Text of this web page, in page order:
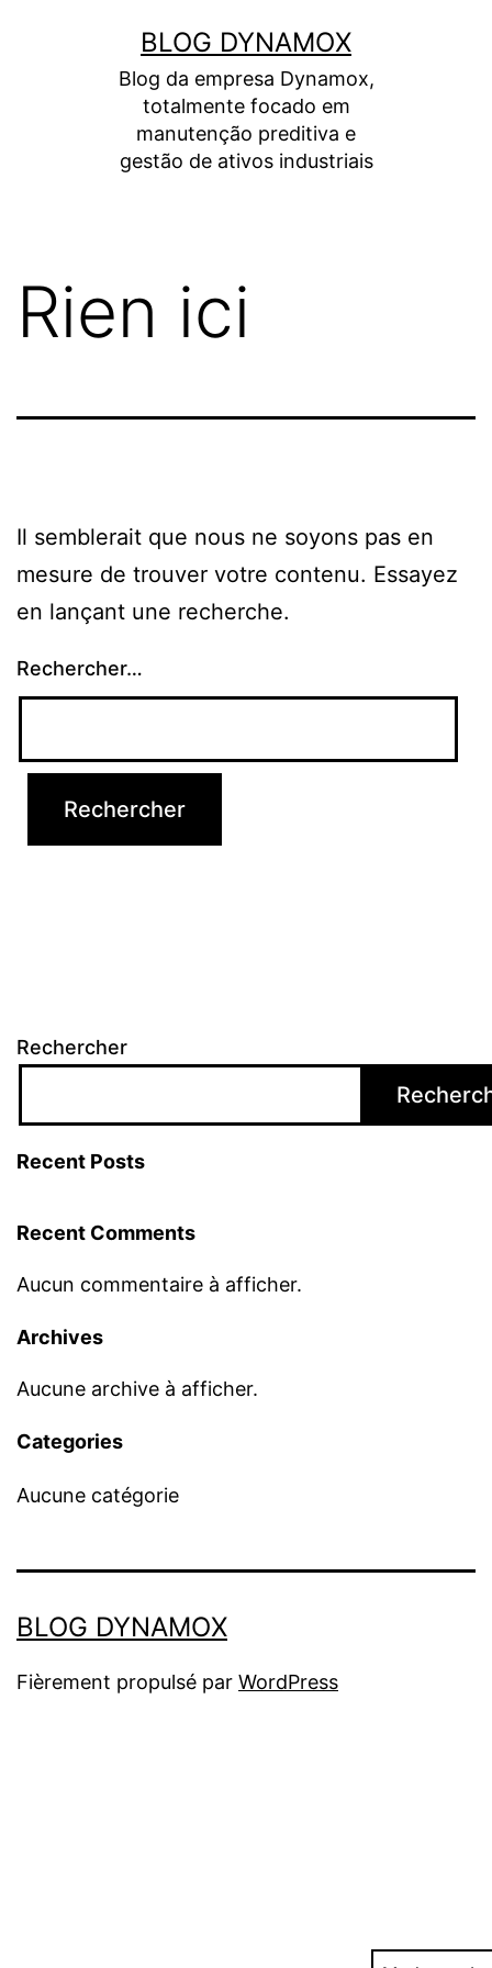
BLOG DYNAMOX
Blog da empresa Dynamox,
totalmente focado em
manutenção preditiva e
gestão de ativos industriais
Rien ici
Il semblerait que nous ne soyons pas en
mesure de trouver votre contenu. Essayez
en lançant une recherche.
Rechercher…
Rechercher
Recent Posts
Recent Comments
Aucun commentaire à afficher.
Archives
Aucune archive à afficher.
Categories
Aucune catégorie
BLOG DYNAMOX
Fièrement propulsé par WordPress